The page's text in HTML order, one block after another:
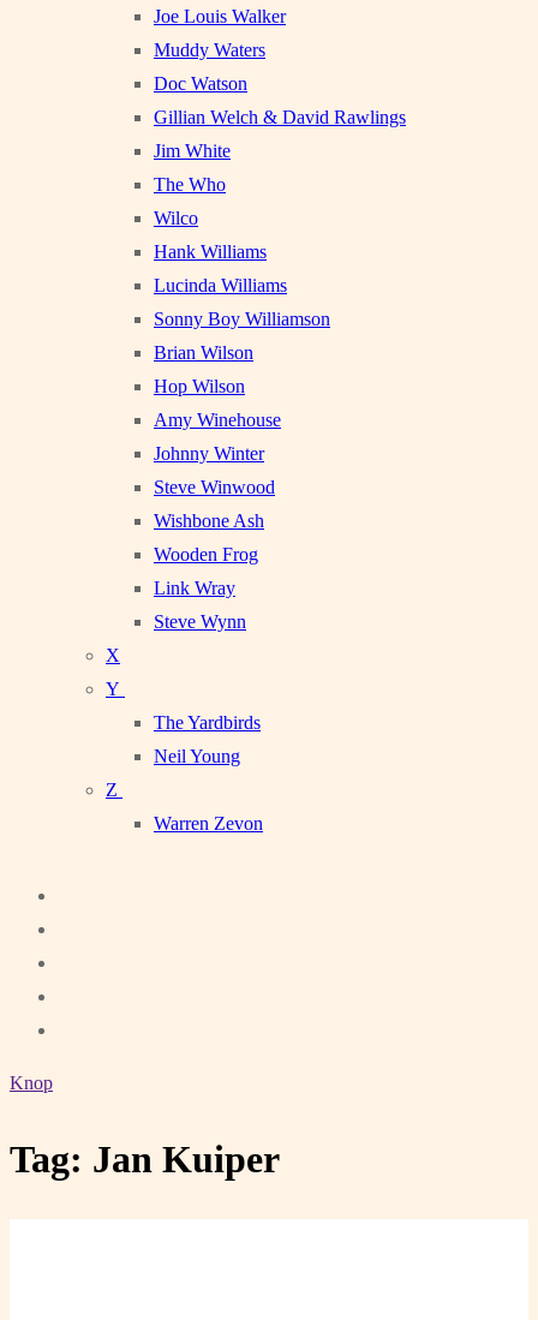
Joe Louis Walker
Muddy Waters
Doc Watson
Gillian Welch & David Rawlings
Jim White
The Who
Wilco
Hank Williams
Lucinda Williams
Sonny Boy Williamson
Brian Wilson
Hop Wilson
Amy Winehouse
Johnny Winter
Steve Winwood
Wishbone Ash
Wooden Frog
Link Wray
Steve Wynn
X
Y
The Yardbirds
Neil Young
Z
Warren Zevon
Knop
Tag: Jan Kuiper